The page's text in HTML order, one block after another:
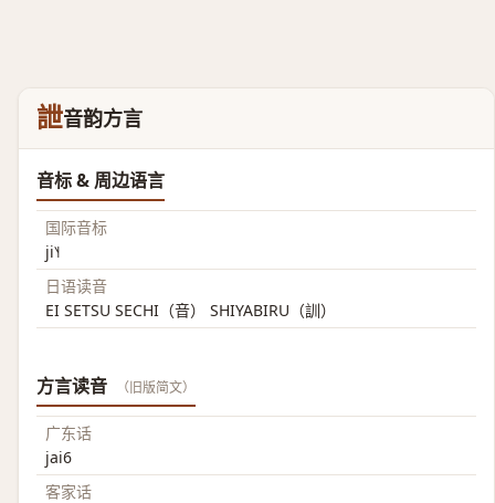
詍音韵方言
音标 & 周边语言
国际音标
ji˥˧
日语读音
EI SETSU SECHI（音） SHIYABIRU（訓）
方言读音 （旧版简文）
广东话
jai6
客家话